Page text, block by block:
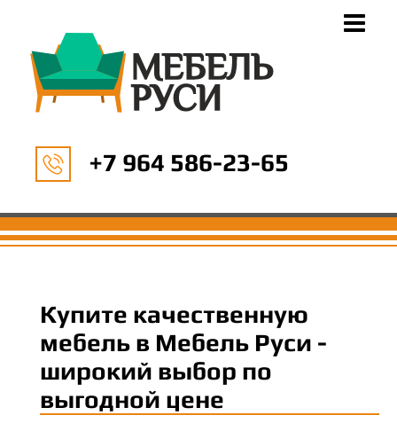
+7 964 586-23-65
Купите качественную
мебель в Мебель Руси -
широкий выбор по
выгодной цене